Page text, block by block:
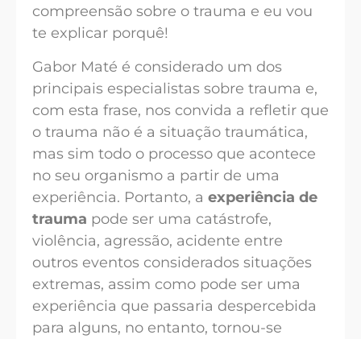
compreensão sobre o trauma e eu vou
te explicar porquê!
Gabor Maté é considerado um dos
principais especialistas sobre trauma e,
com esta frase, nos convida a refletir que
o trauma não é a situação traumática,
mas sim todo o processo que acontece
no seu organismo a partir de uma
experiência. Portanto, a experiência de
trauma pode ser uma catástrofe,
violência, agressão, acidente entre
outros eventos considerados situações
extremas, assim como pode ser uma
experiência que passaria despercebida
para alguns, no entanto, tornou-se